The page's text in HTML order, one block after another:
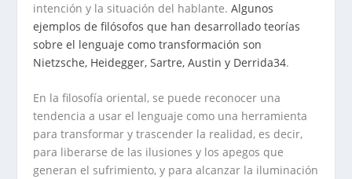
intención y la situación del hablante.Algunos
ejemplos de filósofos que han desarrollado teorías
sobre el lenguaje como transformación son
Nietzsche, Heidegger, Sartre, Austin y Derrida34.
En la filosofía oriental, se puede reconocer una
tendencia a usar el lenguaje como una herramienta
para transformar y trascender la realidad, es decir,
para liberarse de las ilusiones y los apegos que
generan el sufrimiento, y para alcanzar la iluminación